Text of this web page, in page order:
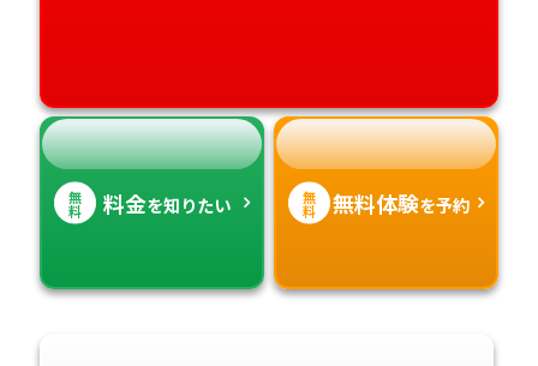
無
料 料金を知りたい 無
料 無料体験を予約